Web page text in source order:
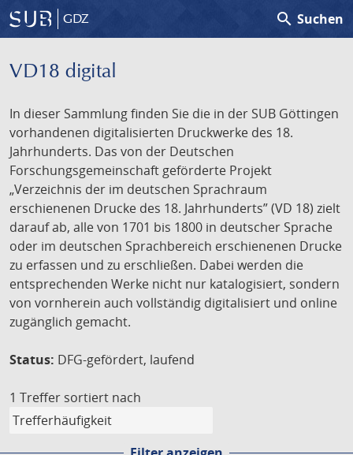
GDZ search Suchen
VD18 digital
In dieser Sammlung finden Sie die in der SUB Göttingen
vorhandenen digitalisierten Druckwerke des 18.
Jahrhunderts. Das von der Deutschen
Forschungsgemeinschaft geförderte Projekt
„Verzeichnis der im deutschen Sprachraum
erschienenen Drucke des 18. Jahrhunderts” (VD 18) zielt
darauf ab, alle von 1701 bis 1800 in deutscher Sprache
oder im deutschen Sprachbereich erschienenen Drucke
zu erfassen und zu erschließen. Dabei werden die
entsprechenden Werke nicht nur katalogisiert, sondern
von vornherein auch vollständig digitalisiert und online
zugänglich gemacht.
Status: DFG-gefördert, laufend
1 Treffer sortiert nach